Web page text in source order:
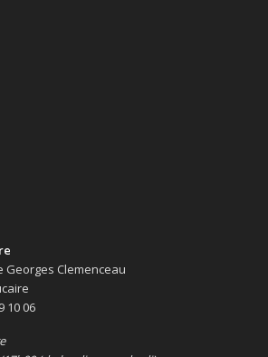
Georges Clemenceau
10 06